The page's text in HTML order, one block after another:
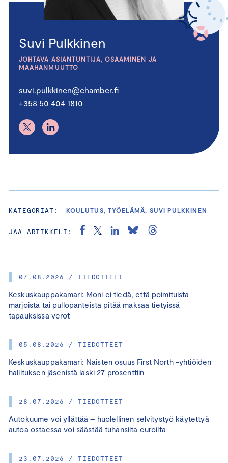
07.08.2026 / TIEDOTTEET
Keskuskauppakamari: Moni ei tiedä, että poimituista
marjoista tai pullopanteista pitää maksaa tietyissä
tapauksissa verot
05.08.2026 / TIEDOTTEET
Keskuskauppakamari: Naisten osuus First North -yhtiöiden
hallituksen jäsenistä laski 27 prosenttiin
28.07.2026 / TIEDOTTEET
Autokuume voi yllättää – huolellinen selvitystyö käytettyä
autoa ostaessa voi säästää tuhansilta euroilta
23.07.2026 / TIEDOTTEET
Suvi Pulkkinen
JOHTAVA ASIANTUNTIJA, OSAAMINEN JA
MAAHANMUUTTO
suvi.pulkkinen@chamber.fi
+358 50 404 1810
KATEGORIAT: KOULUTUS, TYÖELÄMÄ, SUVI PULKKINEN
JAA ARTIKKELI: